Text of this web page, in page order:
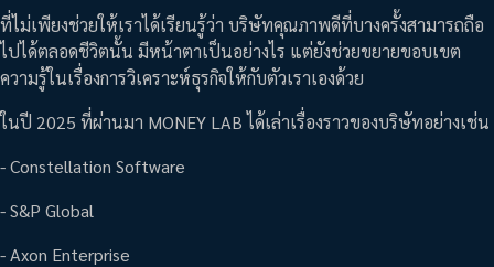
ที่ไม่เพียงช่วยให้เราได้เรียนรู้ว่า บริษัทคุณภาพดีที่บางครั้งสามารถถือ
ไปได้ตลอดชีวิตนั้น มีหน้าตาเป็นอย่างไร แต่ยังช่วยขยายขอบเขต
ความรู้ในเรื่องการวิเคราะห์ธุรกิจให้กับตัวเราเองด้วย
ในปี 2025 ที่ผ่านมา MONEY LAB ได้เล่าเรื่องราวของบริษัทอย่างเช่น
- Constellation Software
- S&P Global
- Axon Enterprise